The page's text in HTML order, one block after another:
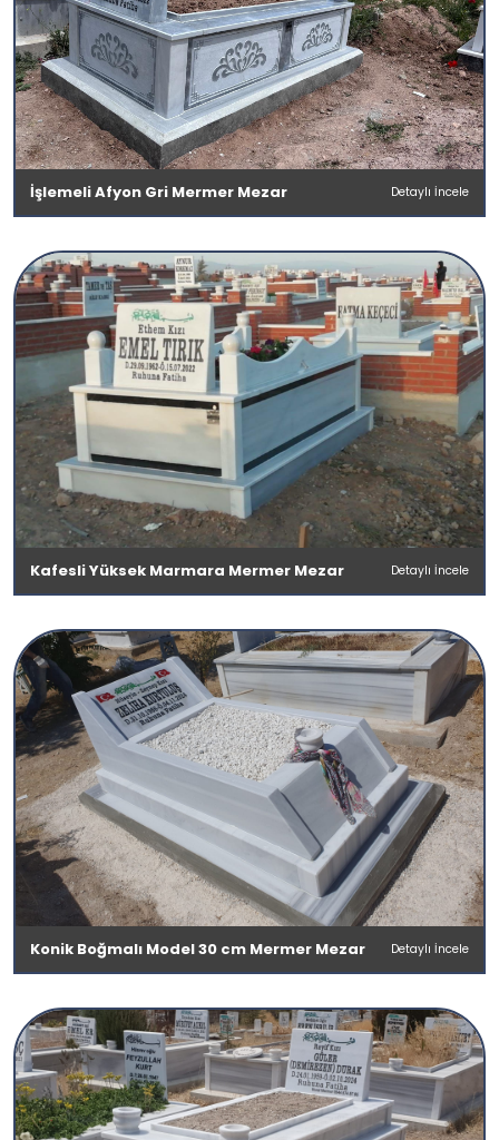
İşlemeli Afyon Gri Mermer Mezar Detaylı İncele
Kafesli Yüksek Marmara Mermer Mezar Detaylı İncele
Konik Boğmalı Model 30 cm Mermer Mezar Detaylı İncele